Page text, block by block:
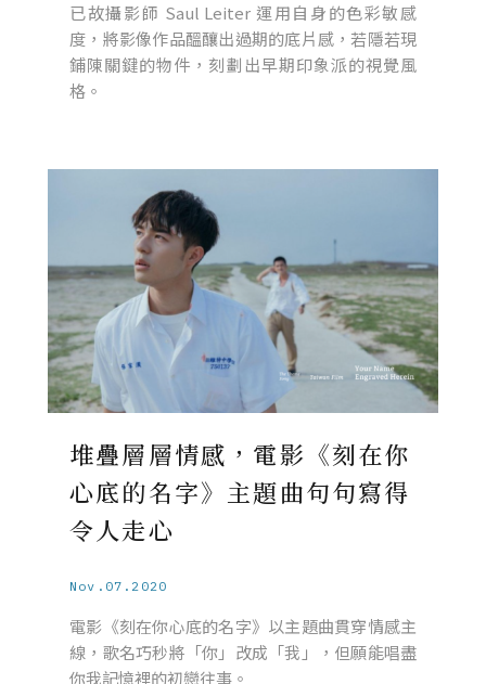
已故攝影師 Saul Leiter 運用自身的色彩敏感
度，將影像作品醞釀出過期的底片感，若隱若現
鋪陳關鍵的物件，刻劃出早期印象派的視覺風
格。
堆疊層層情感，電影《刻在你
心底的名字》主題曲句句寫得
令人走心
Nov.07.2020
電影《刻在你心底的名字》以主題曲貫穿情感主
線，歌名巧秒將「你」改成「我」，但願能唱盡
你我記憶裡的初戀往事。